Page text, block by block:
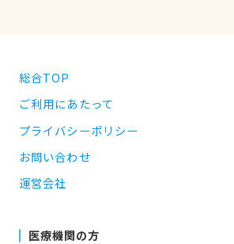
総合TOP
ご利用にあたって
プライバシーポリシー
お問い合わせ
運営会社
医療機関の方